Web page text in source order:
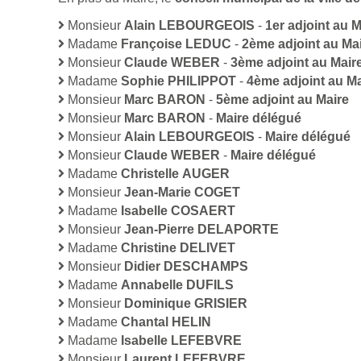
Monsieur Alain LEBOURGEOIS - 1er adjoint au
Madame Françoise LEDUC - 2ème adjoint au
Monsieur Claude WEBER - 3ème adjoint au
Madame Sophie PHILIPPOT - 4ème adjoint au
Monsieur Marc BARON - 5ème adjoint au Maire
Monsieur Marc BARON - Maire délégué
Monsieur Alain LEBOURGEOIS - Maire délégué
Monsieur Claude WEBER - Maire délégué
Madame Christelle AUGER
Monsieur Jean-Marie COGET
Madame Isabelle COSAERT
Monsieur Jean-Pierre DELAPORTE
Madame Christine DELIVET
Monsieur Didier DESCHAMPS
Madame Annabelle DUFILS
Monsieur Dominique GRISIER
Madame Chantal HELIN
Madame Isabelle LEFEBVRE